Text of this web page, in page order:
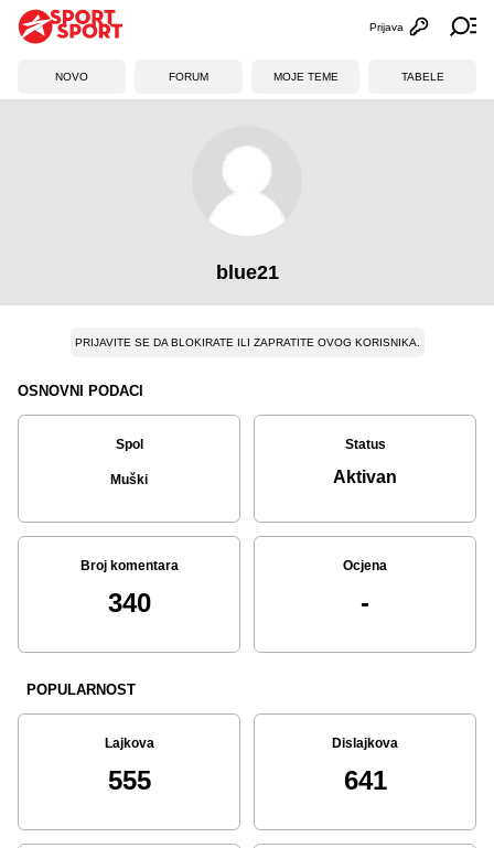
Otvori
Prijava
NOVO FORUM MOJE TEME TABELE
blue21
PRIJAVITE SE DA BLOKIRATE ILI ZAPRATITE OVOG KORISNIKA.
OSNOVNI PODACI
Spol
Muški
Status
Aktivan
Broj komentara
340
Ocjena
-
POPULARNOST
Lajkova
555
Dislajkova
641